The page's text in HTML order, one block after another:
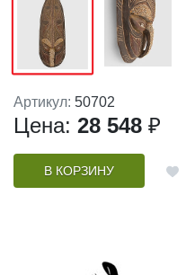
Артикул: 50702
Цена: 28 548 ₽
В КОРЗИНУ